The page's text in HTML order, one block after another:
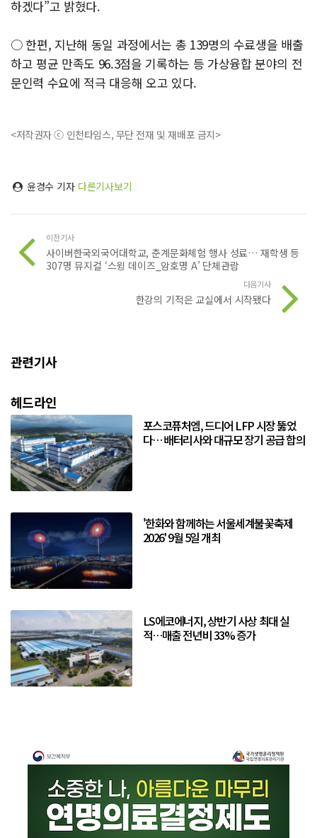
하겠다”고 밝혔다.
○ 한편, 지난해 동일 과정에서는 총 139명의 수료생을 배출
하고 평균 만족도 96.3점을 기록하는 등 가상융합 분야의 전
문인력 수요에 적극 대응해 오고 있다.
<저작권자 ⓒ 인천타임스, 무단 전재 및 재배포 금지>
윤경수 기자 다른기사보기
이전기사
사이버한국외국어대학교, 춘계문화체험 행사 성료… 재학생 등
307명 뮤지컬 ‘스윙 데이즈_암호명 A’ 단체관람
다음기사
한강의 기적은 교실에서 시작됐다
관련기사
헤드라인
포스코퓨처엠, 드디어 LFP 시장 뚫었
다… 배터리사와 대규모 장기 공급 합의
'한화와 함께하는 서울세계불꽃축제
2026' 9월 5일 개최
LS에코에너지, 상반기 사상 최대 실
적…매출 전년비 33% 증가